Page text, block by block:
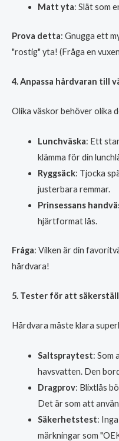
Matt yta: Slät som
Prova detta: Gnugga ett
"rostig" yta! (Fråga en
4. Anpassa hårdvaran till
Olika väskor behöver olika
Lunchväska: Ett
klämma för din
Ryggsäck: Tjocka
justerbara remmar.
Prinsessans
hjärtformat lås.
Fråga: Vilken är din
hårdvara!
5. Tester för att
Hårdvara måste klara
Saltspraytest: Som
havsvatten. Den
Dragprov: Blixtlås
Det är som att
Säkerhetstest:
märkningar som